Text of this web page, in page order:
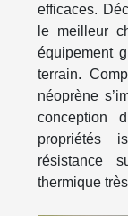
efficaces.
le meilleur
équipement
terrain.
néoprène
conception
propriétés
résistance
thermique